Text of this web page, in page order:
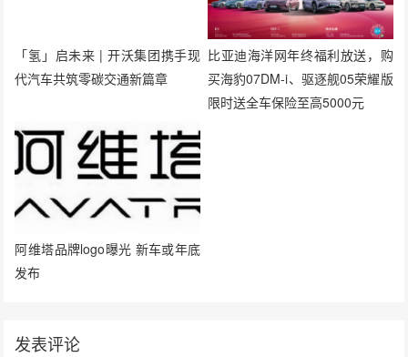
「氢」启未来 | 开沃集团携手现
代汽车共筑零碳交通新篇章
比亚迪海洋网年终福利放送，购
买海豹07DM-i、驱逐舰05荣耀版
限时送全车保险至高5000元
阿维塔品牌logo曝光 新车或年底
发布
发表评论